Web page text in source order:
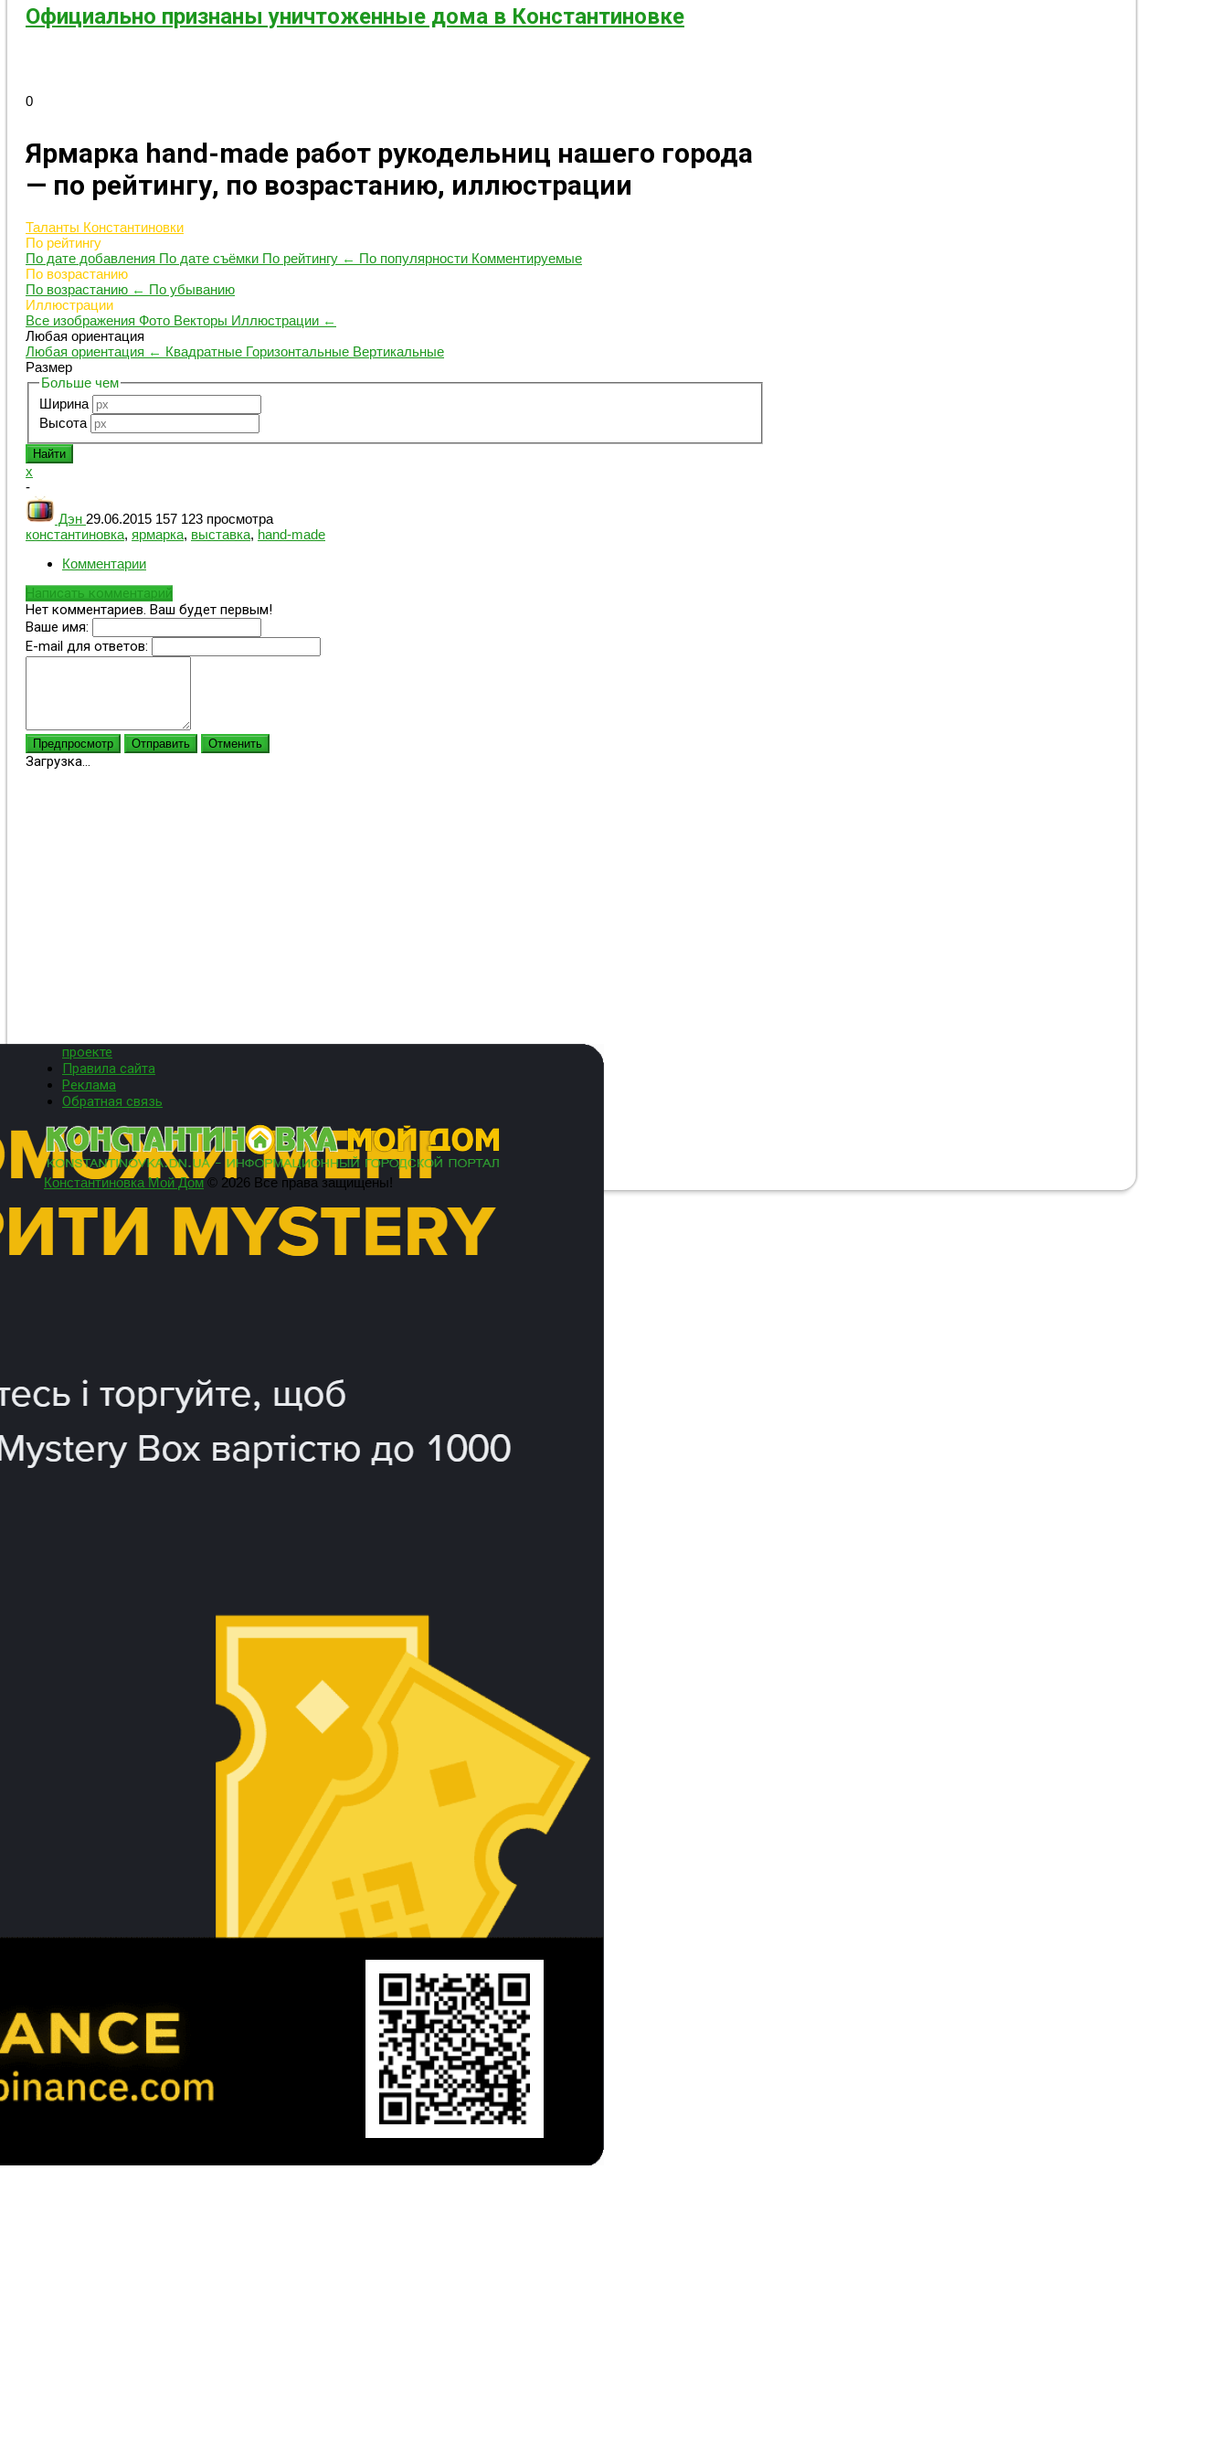
Официально признаны уничтоженные дома в Константиновке
0
Ярмарка hand-made работ рукодельниц нашего города
— по рейтингу, по возрастанию, иллюстрации
Таланты Константиновки
По рейтингу
По дате добавления По дате съёмки По рейтингу ← По популярности Комментируемые
По возрастанию
По возрастанию ← По убыванию
Иллюстрации
Все изображения Фото Векторы Иллюстрации ←
Любая ориентация
Любая ориентация ← Квадратные Горизонтальные Вертикальные
Размер
Больше чем
Ширина
Высота
x
-
Дэн 29.06.2015 157 123 просмотра
константиновка, ярмарка, выставка, hand-made
Комментарии
Написать комментарий
Нет комментариев. Ваш будет первым!
Ваше имя:
E-mail для ответов:
Предпросмотр Отправить Отменить
Загрузка...
проекте
Правила сайта
Реклама
Обратная связь
Константиновка Мой Дом© 2026 Все права защищены!